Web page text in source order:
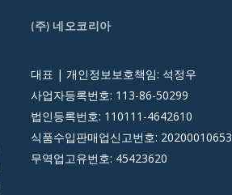
(주) 네오코리아
대표 | 개인정보보호책임: 석정우
사업자등록번호: 113-86-50299
법인등록번호: 110111-4642610
식품수입판매업신고번호: 20200010653
무역업고유번호: 45423620